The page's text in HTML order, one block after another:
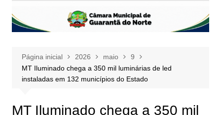
Página inicial 2026 maio
9
MT Iluminado chega a 350 mil luminárias de led
instaladas em 132 municípios do Estado
MT Iluminado chega a 350 mil